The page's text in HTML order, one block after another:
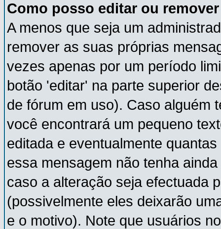
Como posso editar ou
A menos que seja um
remover as suas próprias
vezes apenas por um período
botão 'editar' na parte superior
de fórum em uso). Caso alguém
você encontrará um pequeno
editada e eventualmente
essa mensagem não tenha
caso a alteração seja efectuada
(possivelmente eles deixarão
e o motivo). Note que usuários